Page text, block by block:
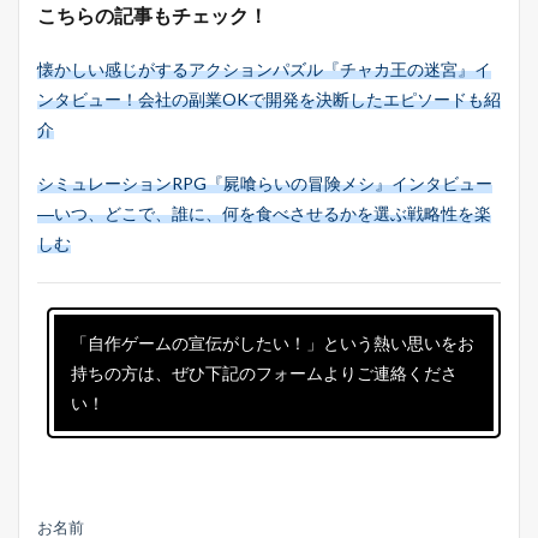
こちらの記事もチェック！
懐かしい感じがするアクションパズル『チャカ王の迷宮』イ
ンタビュー！会社の副業OKで開発を決断したエピソードも紹
介
シミュレーションRPG『屍喰らいの冒険メシ』インタビュー
―いつ、どこで、誰に、何を食べさせるかを選ぶ戦略性を楽
しむ
「自作ゲームの宣伝がしたい！」という熱い思いをお
持ちの方は、ぜひ下記のフォームよりご連絡くださ
い！